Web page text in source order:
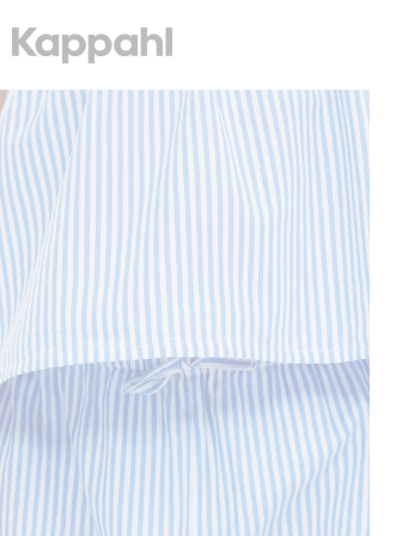
Gratis fraktalternativ
Smidig betalning med Klarna.